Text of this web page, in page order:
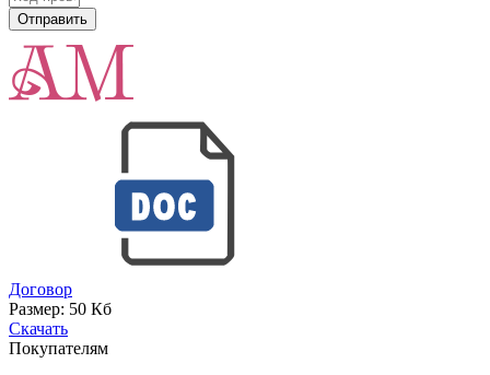
Договор
Размер: 50 Кб
Скачать
Покупателям